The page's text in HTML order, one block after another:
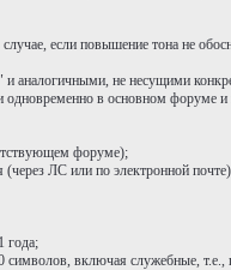
если повышение тона не
не несущими
одновременно в основном форуме
форуме);
ЛС или по электронной
года;
символов, включая служебные,